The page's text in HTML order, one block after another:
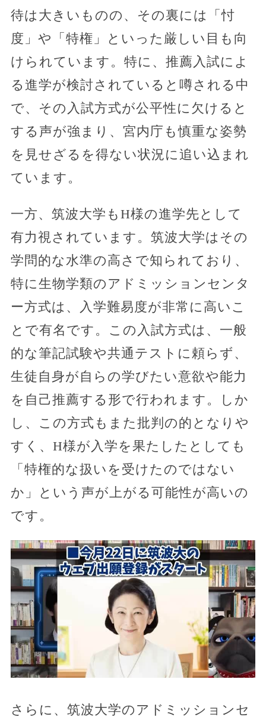
待は大きいものの、その裏には「忖
度」や「特権」といった厳しい目も向
けられています。特に、推薦入試によ
る進学が検討されていると噂される中
で、その入試方式が公平性に欠けると
する声が強まり、宮内庁も慎重な姿勢
を見せざるを得ない状況に追い込まれ
ています。
一方、筑波大学もH様の進学先として
有力視されています。筑波大学はその
学問的な水準の高さで知られており、
特に生物学類のアドミッションセンタ
ー方式は、入学難易度が非常に高いこ
とで有名です。この入試方式は、一般
的な筆記試験や共通テストに頼らず、
生徒自身が自らの学びたい意欲や能力
を自己推薦する形で行われます。しか
し、この方式もまた批判の的となりや
すく、H様が入学を果たしたとしても
「特権的な扱いを受けたのではない
か」という声が上がる可能性が高いの
です。
さらに、筑波大学のアドミッションセ